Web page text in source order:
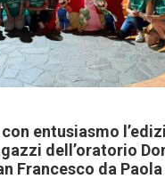
entusiasmo
dell’oratorio
Francesco da